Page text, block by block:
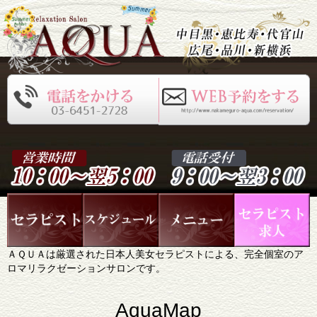
ＡＱＵＡは厳選された日本人美女セラピストによる、完全個室のア
ロマリラクゼーションサロンです。
AquaMap